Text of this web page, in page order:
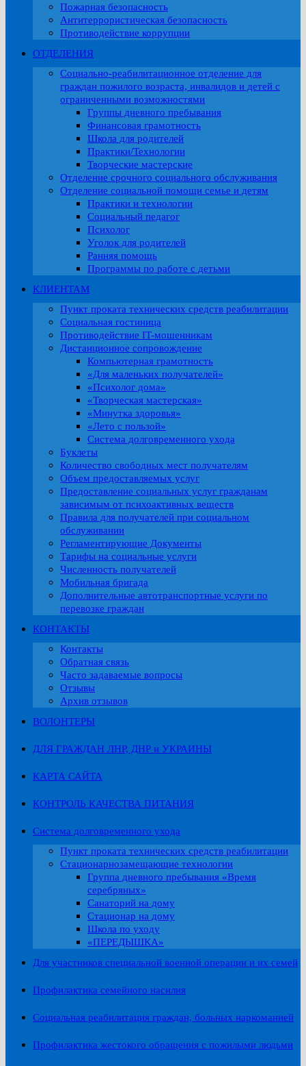
Пожарная безопасность
Антитеррористическая безопасность
Противодействие коррупции
ОТДЕЛЕНИЯ
Социально-реабилитационное отделение для
граждан пожилого возраста, инвалидов и детей с
ограниченными возможностями
Группы дневного пребывания
Финансовая грамотность
Школа для родителей
Практики/Технологии
Творческие мастерские
Отделение срочного социального обслуживания
Отделение социальной помощи семье и детям
Практики и технологии
Социальный педагог
Психолог
Уголок для родителей
Ранняя помощь
Программы по работе с детьми
КЛИЕНТАМ
Пункт проката технических средств реабилитации
Социальная гостиница
Противодействие IT-мошенникам
Дистанционное сопровождение
Компьютерная грамотность
«Для маленьких получателей»
«Психолог дома»
«Творческая мастерская»
«Минутка здоровья»
«Лето с пользой»
Система долговременного ухода
Буклеты
Количество свободных мест получателям
Объем предоставляемых услуг
Предоставление социальных услуг гражданам
зависимым от психоактивных веществ
Правила для получателей при социальном
обслуживании
Регламентирующие Документы
Тарифы на социальные услуги
Численность получателей
Мобильная бригада
Дополнительные автотранспортные услуги по
перевозке граждан
КОНТАКТЫ
Контакты
Обратная связь
Часто задаваемые вопросы
Отзывы
Архив отзывов
ВОЛОНТЕРЫ
ДЛЯ ГРАЖДАН ЛНР, ДНР и УКРАИНЫ
КАРТА САЙТА
КОНТРОЛЬ КАЧЕСТВА ПИТАНИЯ
Система долговременного ухода
Пункт проката технических средств реабилитации
Стационарнозамещающие технологии
Группа дневного пребывания «Время
серебряных»
Санаторий на дому
Стационар на дому
Школа по уходу
«ПЕРЕДЫШКА»
Для участников специальной военной операции и их семей
Профилактика семейного насилия
Социальная реабилитация граждан, больных наркоманией
Профилактика жестокого обращения с пожилыми людьми